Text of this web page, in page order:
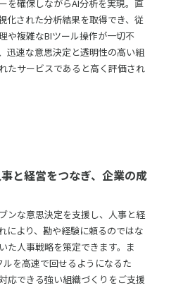
を確保しながらAI分析を実現。直
化された分析結果を取得でき、従
や複雑なBIツール操作が一切不
迅速な意思決定と透明性の高い組
たサービスであると高く評価され
と経営をつなぎ、企業の成
ンな意思決定を支援し、人事と経
により、勘や経験に頼るのではな
た人事戦略を策定できます。ま
を高速で回せるようになるた
応できる強い組織づくりをご支援